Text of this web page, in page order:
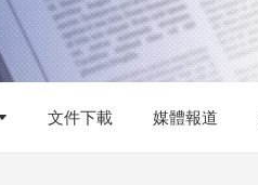
文件下載 媒體報道